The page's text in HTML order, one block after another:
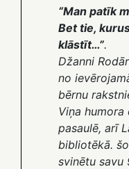
“Man patīk
Bet tie,
klāstīt…”.
Džanni
no
bērnu
Viņa
pasaulē, arī
bibliotēkā.
svinētu savu